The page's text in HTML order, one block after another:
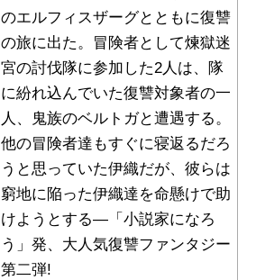
のエルフィスザーグとともに復讐
の旅に出た。冒険者として煉獄迷
宮の討伐隊に参加した2人は、隊
に紛れ込んでいた復讐対象者の一
人、鬼族のベルトガと遭遇する。
他の冒険者達もすぐに寝返るだろ
うと思っていた伊織だが、彼らは
窮地に陥った伊織達を命懸けで助
けようとする―「小説家になろ
う」発、大人気復讐ファンタジー
第二弾!